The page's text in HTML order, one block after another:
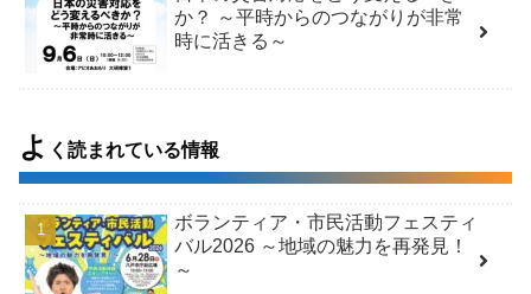
か？ ～平時からのつながりが非常
時に活きる～
よ く読まれている情報
ボランティア・市民活動フェスティ
バル2026 ～地域の魅力を再発見！
～